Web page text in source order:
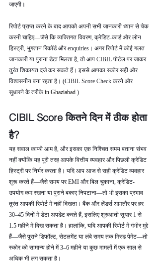
जाएगी।
रिपोर्ट प्राप्त करने के बाद आपको अपनी सभी जानकारी ध्यान से चेक
करनी चाहिए—जैसे कि व्यक्तिगत विवरण, क्रेडिट-कार्ड और लोन
हिस्ट्री, भुगतान रिकॉर्ड और enquiries। अगर रिपोर्ट में कोई गलत
जानकारी या पुराना डेटा मिलता है, तो आप CIBIL पोर्टल पर जाकर
तुरंत शिकायत दर्ज कर सकते हैं। इससे आपका स्कोर सही और
विश्वसनीय बना रहता है। (CIBIL Score Check करने और
सुधारने के तरीके in Ghaziabad )
CIBIL Score कितने दिन में ठीक होता
है?
यह सवाल काफी आम है, और इसका एक निश्चित समय बताना संभव
नहीं क्योंकि यह पूरी तरह आपके वित्तीय व्यवहार और पिछली क्रेडिट
हिस्ट्री पर निर्भर करता है। यदि आप आज से सही क्रेडिट व्यवहार
शुरू करते हैं—जैसे समय पर EMI और बिल चुकाना, क्रेडिट-
उपयोग कम रखना या पुराने बकाए निपटाना—तो भी इसका प्रभाव
तुरंत आपकी रिपोर्ट में नहीं दिखता। बैंक और लेंडर्स आमतौर पर हर
30–45 दिनों में डेटा अपडेट करते हैं, इसलिए शुरुआती सुधार 1 से
1.5 महीने में दिख सकता है। हालांकि, यदि आपकी रिपोर्ट में गंभीर मुद्दे
हैं—जैसे पुराने डिफॉल्ट, सेटलमेंट या लंबे समय तक मिस्ड पेमेंट—तो
स्कोर को सामान्य होने में 3–6 महीने या कुछ मामलों में एक साल से
अधिक भी लग सकता है।